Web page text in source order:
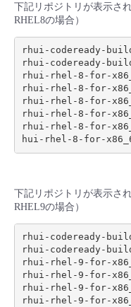
下記リポジトリが表示さ
RHEL8の場合）
rhui-codeready-
rhui-codeready-
rhui-rhel-8-for-
rhui-rhel-8-for-
rhui-rhel-8-for-
rhui-rhel-8-for-
rhui-rhel-8-for-
下記リポジトリが表示さ
RHEL9の場合）
rhui-codeready-
rhui-codeready-
rhui-rhel-9-for-
rhui-rhel-9-for-
rhui-rhel-9-for-
rhui-rhel-9-for-